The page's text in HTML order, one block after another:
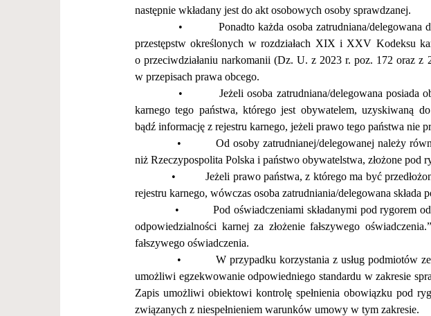
następnie wkładany jest do akt osobowych osoby sprawdzanej.
• Ponadto każda osoba zatrudniana/delegowana
przestępstw określonych w rozdziałach XIX i XXV Kodeksu
o przeciwdziałaniu narkomanii (Dz. U. z 2023 r. poz. 172 oraz z
w przepisach prawa obcego.
• Jeżeli osoba zatrudniana/delegowana posiada
karnego tego państwa, którego jest obywatelem, uzyskiwaną
bądź informację z rejestru karnego, jeżeli prawo tego państwa nie
• Od osoby zatrudnianej/delegowanej należy ró
niż Rzeczypospolita Polska i państwo obywatelstwa, złożone pod
• Jeżeli prawo państwa, z którego ma być przedłoż
rejestru karnego, wówczas osoba zatrudniania/delegowana składa
• Pod oświadczeniami składanymi pod rygorem
odpowiedzialności karnej za złożenie fałszywego oświadczenia.
fałszywego oświadczenia.
• W przypadku korzystania z usług podmiotów
umożliwi egzekwowanie odpowiedniego standardu w zakresie
Zapis umożliwi obiektowi kontrolę spełnienia obowiązku pod
związanych z niespełnieniem warunków umowy w tym zakresie.